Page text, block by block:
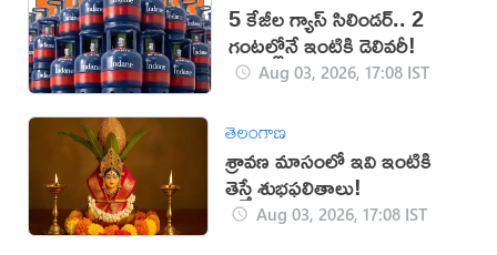
5 కేజీల గ్యాస్ సిలిండర్.. 2
గంటల్లోనే ఇంటికి డెలివరీ!
Aug 03, 2026, 17:08 IST
తెలంగాణ
శ్రావణ మాసంలో ఇవి ఇంటికి
తెస్తే శుభఫలితాలు!
Aug 03, 2026, 17:08 IST